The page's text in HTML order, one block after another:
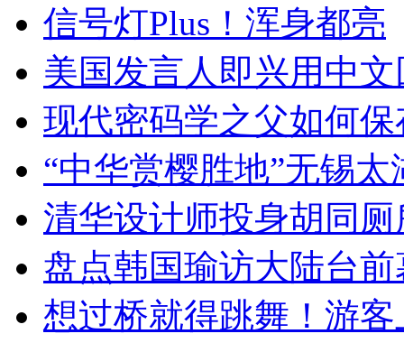
信号灯Plus！浑身都亮
美国发言人即兴用中
现代密码学之父如何
“中华赏樱胜地”无锡
清华设计师投身胡同
盘点韩国瑜访大陆台
想过桥就得跳舞！游客